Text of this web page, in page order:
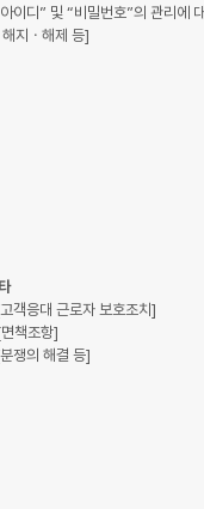
이디” 및 “비밀번호”의 관리에
지ㆍ해제 등]
객응대 근로자 보호조치]
책조항]
쟁의 해결 등]